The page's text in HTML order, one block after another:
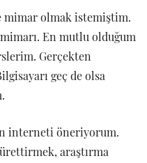
mimar olmak istemiştim.
En mutlu olduğum
Gerçekten
geç de olsa
interneti öneriyorum.
araştırma